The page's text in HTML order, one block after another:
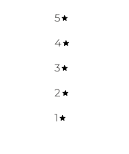
5
4
3
2
1